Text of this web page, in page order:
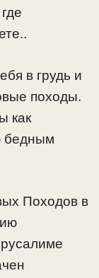
в грудь и
походы.
как
бедным
Походов в